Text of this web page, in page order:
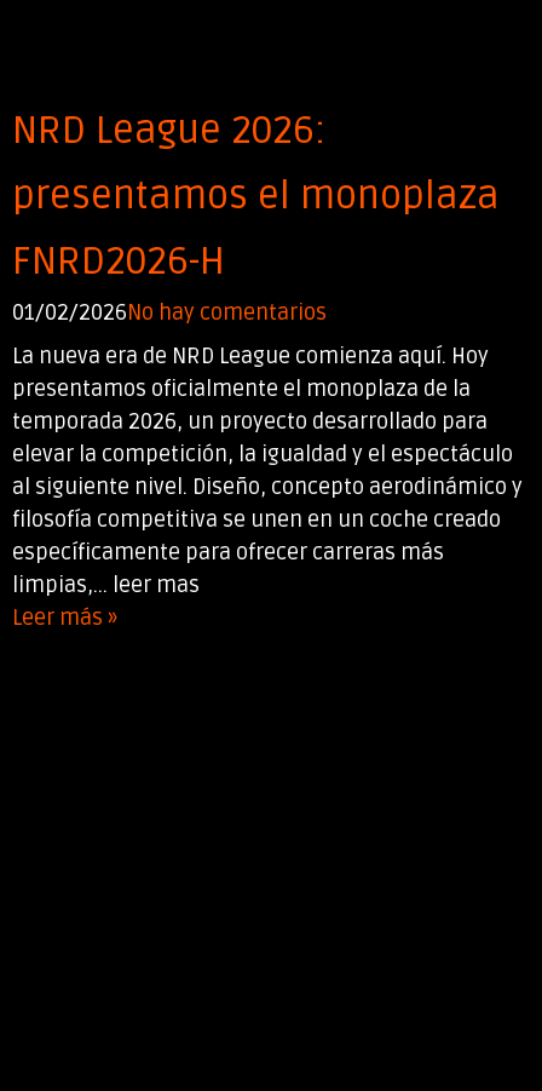
NRD League 2026:
presentamos el monoplaza
FNRD2026-H
01/02/2026No hay comentarios
La nueva era de NRD League comienza aquí. Hoy
presentamos oficialmente el monoplaza de la
temporada 2026, un proyecto desarrollado para
elevar la competición, la igualdad y el espectáculo
al siguiente nivel. Diseño, concepto aerodinámico y
filosofía competitiva se unen en un coche creado
específicamente para ofrecer carreras más
limpias,... leer mas
Leer más »